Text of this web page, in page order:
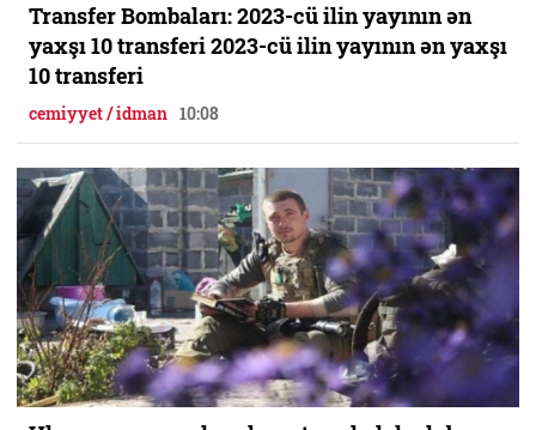
Transfer Bombaları: 2023-cü ilin yayının ən
yaxşı 10 transferi 2023-cü ilin yayının ən yaxşı
10 transferi
cemiyyet / idman 10:08